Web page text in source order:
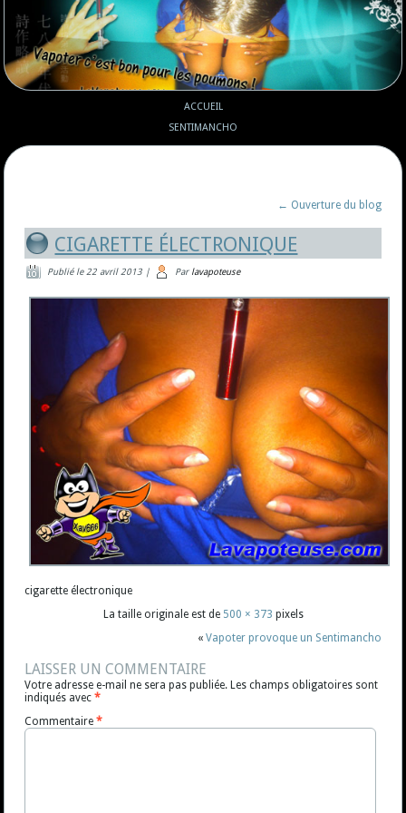
ACCUEIL
SENTIMANCHO
← Ouverture du blog
CIGARETTE ÉLECTRONIQUE
Publié le 22 avril 2013 | Par lavapoteuse
cigarette électronique
La taille originale est de 500 × 373 pixels
« Vapoter provoque un Sentimancho
LAISSER UN COMMENTAIRE
Votre adresse e-mail ne sera pas publiée. Les champs obligatoires sont
indiqués avec*
Commentaire*